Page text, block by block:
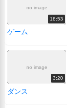
no image
18:53
ゲーム
no image
3:20
ダンス